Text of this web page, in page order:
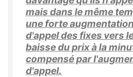
mais dans le même
une forte
d'appel des fixes vers
baisse du prix à la
compensé par
d'appel.